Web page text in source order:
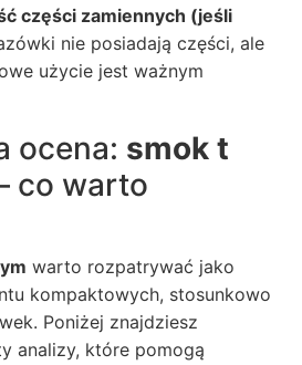
części zamiennych (jeśli
nie posiadają części, ale
użycie jest ważnym
ocena: smok t
co warto
warto rozpatrywać jako
kompaktowych, stosunkowo
Poniżej znajdziesz
analizy, które pomogą